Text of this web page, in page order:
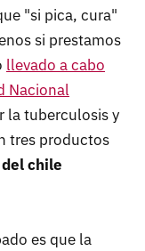
"si pica, cura"
si prestamos
llevado a cabo
Nacional
la tuberculosis y
tres productos
chile
es que la